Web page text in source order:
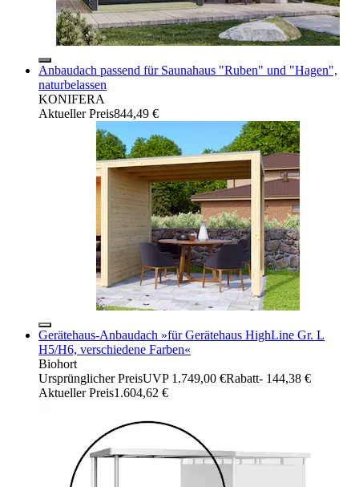
Anbaudach passend für Saunahaus "Ruben" und "Hagen",
naturbelassen
KONIFERA
Aktueller Preis844,49 €
Gerätehaus-Anbaudach »für Gerätehaus HighLine Gr. L
H5/H6, verschiedene Farben«
Biohort
Ursprünglicher PreisUVP 1.749,00 €Rabatt- 144,38 €
Aktueller Preis1.604,62 €